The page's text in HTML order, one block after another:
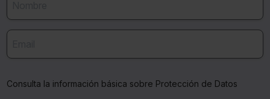
Consulta la información básica sobre Protección de Datos